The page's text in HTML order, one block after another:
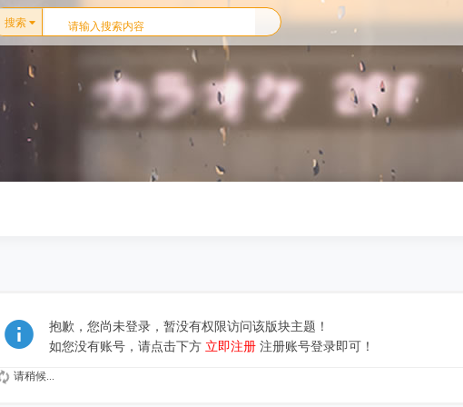
搜索
抱歉，您尚未登录，暂没有权限访问该版块主题！
如您没有账号，请点击下方 立即注册 注册账号登录即可！
请稍候...